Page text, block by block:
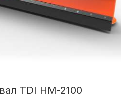
TDI HM-2100